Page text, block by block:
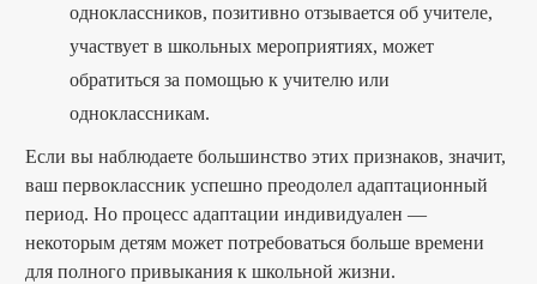
одноклассников, позитивно отзывается об учителе,
участвует в школьных мероприятиях, может
обратиться за помощью к учителю или
одноклассникам.
Если вы наблюдаете большинство этих признаков, значит,
ваш первоклассник успешно преодолел адаптационный
период. Но процесс адаптации индивидуален —
некоторым детям может потребоваться больше времени
для полного привыкания к школьной жизни.